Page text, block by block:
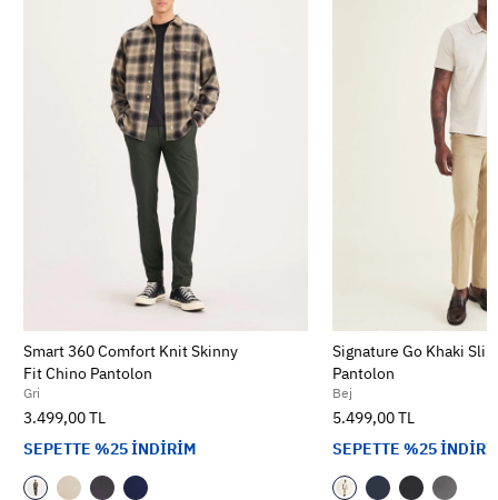
Smart 360 Comfort Knit Skinny
Fit Chino Pantolon
Gri
3.499,00 TL
SEPETTE %25 İNDİRİM
Signature Go Khaki
Pantolon
Bej
5.499,00 TL
SEPETTE %25